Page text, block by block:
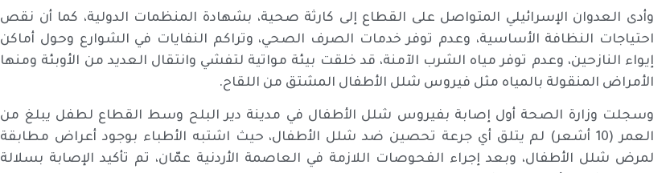
وأدى العدوان الإسرائيلي المتواصل على القطاع إلى كارثة صحية، بشهادة المنظمات الدولية، كما أن نقص
احتياجات النظافة الأساسية، وعدم توفر خدمات الصرف الصحي، وتراكم النفايات في الشوارع وحول أماكن
إيواء النازحين، وعدم توفر مياه الشرب الآمنة، قد خلقت بيئة مواتية لتفشي وانتقال العديد من الأوبئة ومنها
الأمراض المنقولة بالمياه مثل فيروس شلل الأطفال المشتق من اللقاح.
وسجلت وزارة الصحة أول إصابة بفيروس شلل الأطفال في مدينة دير البلح وسط القطاع لطفل يبلغ من
العمر (10 أشعر) لم يتلق أي جرعة تحصين ضد شلل الأطفال، حيث اشتبه الأطباء بوجود أعراض مطابقة
لمرض شلل الأطفال، وبعد إجراء الفحوصات اللازمة في العاصمة الأردنية عمّان، تم تأكيد الإصابة بسلالة